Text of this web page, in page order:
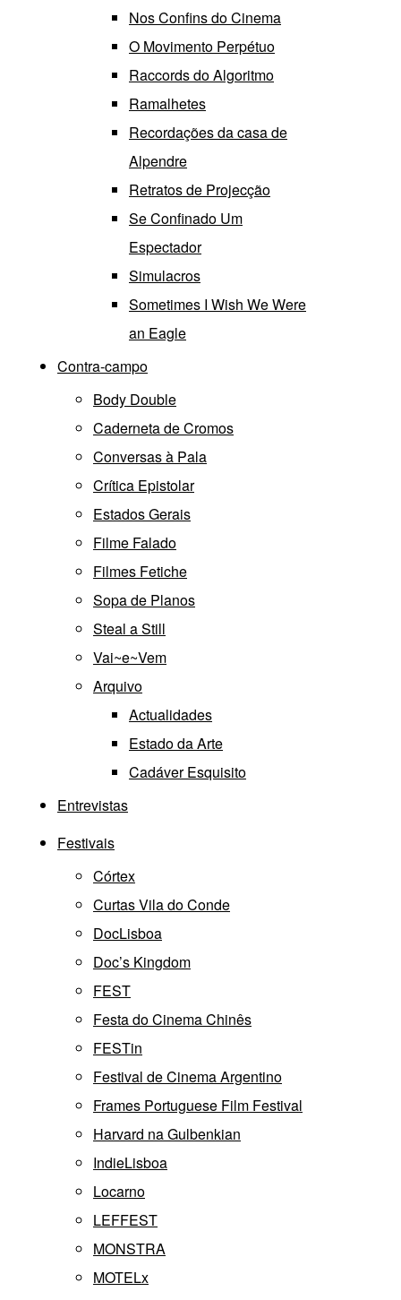
Nos Confins do Cinema
O Movimento Perpétuo
Raccords do Algoritmo
Ramalhetes
Recordações da casa de
Alpendre
Retratos de Projecção
Se Confinado Um
Espectador
Simulacros
Sometimes I Wish We Were
an Eagle
Contra-campo
Body Double
Caderneta de Cromos
Conversas à Pala
Crítica Epistolar
Estados Gerais
Filme Falado
Filmes Fetiche
Sopa de Planos
Steal a Still
Vai~e~Vem
Arquivo
Actualidades
Estado da Arte
Cadáver Esquisito
Entrevistas
Festivais
Córtex
Curtas Vila do Conde
DocLisboa
Doc’s Kingdom
FEST
Festa do Cinema Chinês
FESTin
Festival de Cinema Argentino
Frames Portuguese Film Festival
Harvard na Gulbenkian
IndieLisboa
Locarno
LEFFEST
MONSTRA
MOTELx